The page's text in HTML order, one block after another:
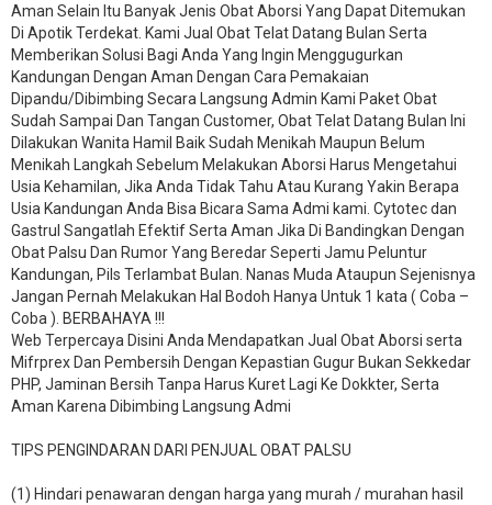
Aman Selain Itu Banyak Jenis Obat Aborsi Yang Dapat Ditemukan
Di Apotik Terdekat. Kami Jual Obat Telat Datang Bulan Serta
Memberikan Solusi Bagi Anda Yang Ingin Menggugurkan
Kandungan Dengan Aman Dengan Cara Pemakaian
Dipandu/Dibimbing Secara Langsung Admin Kami Paket Obat
Sudah Sampai Dan Tangan Customer, Obat Telat Datang Bulan Ini
Dilakukan Wanita Hamil Baik Sudah Menikah Maupun Belum
Menikah Langkah Sebelum Melakukan Aborsi Harus Mengetahui
Usia Kehamilan, Jika Anda Tidak Tahu Atau Kurang Yakin Berapa
Usia Kandungan Anda Bisa Bicara Sama Admi kami. Cytotec dan
Gastrul Sangatlah Efektif Serta Aman Jika Di Bandingkan Dengan
Obat Palsu Dan Rumor Yang Beredar Seperti Jamu Peluntur
Kandungan, Pils Terlambat Bulan. Nanas Muda Ataupun Sejenisnya
Jangan Pernah Melakukan Hal Bodoh Hanya Untuk 1 kata ( Coba –
Coba ). BERBAHAYA !!!
Web Terpercaya Disini Anda Mendapatkan Jual Obat Aborsi serta
Mifrprex Dan Pembersih Dengan Kepastian Gugur Bukan Sekkedar
PHP, Jaminan Bersih Tanpa Harus Kuret Lagi Ke Dokkter, Serta
Aman Karena Dibimbing Langsung Admi
TIPS PENGINDARAN DARI PENJUAL OBAT PALSU
(1) Hindari penawaran dengan harga yang murah / murahan hasil